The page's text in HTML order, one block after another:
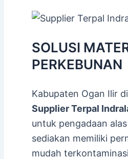
SOLUSI
PERKEBUNAN
Kabupaten Ogan Ilir
Supplier Terpal
untuk pengadaan
sediakan memiliki
mudah